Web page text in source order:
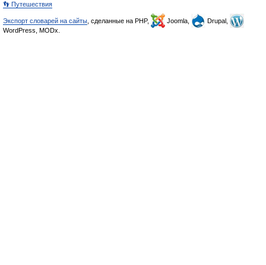
👣 Путешествия
Экспорт словарей на сайты , сделанные на PHP, Joomla,
Drupal,
WordPress, MODx.